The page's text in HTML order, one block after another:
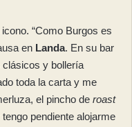
“Como Burgos es
en Landa. En su bar
clásicos y bollería
toda la carta y me
el pincho de roast
tengo pendiente alojarme